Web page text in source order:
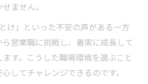
ません。
け」といった不安の声がある一方
営業職に挑戦し、着実に成長して
す。こうした職場環境を選ぶこと
してチャレンジできるのです。